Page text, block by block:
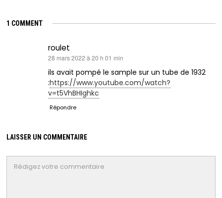
1 COMMENT
roulet
28 mars 2022 à 20 h 01 min
ils avait pompé le sample sur un tube de 1932
:https://www.youtube.com/watch?
v=t5VhBHIghkc
Répondre
LAISSER UN COMMENTAIRE